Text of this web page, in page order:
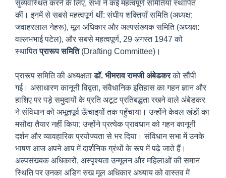
सुव्यवस्थित करने के लिए, सभा ने कई महत्वपूर्ण समितियाँ स्थापित
कीं। इनमें से सबसे महत्वपूर्ण थीं: संघीय शक्तियाँ समिति (अध्यक्ष:
जवाहरलाल नेहरू), मूल अधिकार और अल्पसंख्यक समिति (अध्यक्ष:
वल्लभभाई पटेल), और सबसे महत्वपूर्ण, 29 अगस्त 1947 को
स्थापितप्रारूप समिति(Drafting Committee)।
प्रारूप समिति की अध्यक्षताडॉ. भीमराव रामजी अंबेडकरको सौंपी
गई। असाधारण कानूनी विद्वता, संवैधानिक इतिहास का गहन ज्ञान और
हाशिए पर पड़े समुदायों के प्रति अटूट प्रतिबद्धता रखने वाले अंबेडकर
ने संविधान को अभूतपूर्व ऊँचाइयों तक पहुँचाया। उन्होंने केवल खंडों का
मसौदा तैयार नहीं किया; उन्होंने प्रत्येक प्रावधान को गहन कानूनी
दर्शन और व्यावहारिक प्रयोज्यता से भर दिया। संविधान सभा में उनके
भाषण आज अपने आप में दार्शनिक ग्रंथों के रूप में पढ़े जाते हैं।
अल्पसंख्यक अधिकारों, अस्पृश्यता उन्मूलन और महिलाओं की समान
स्थिति पर उनका अडिग रुख मूल अधिकार अध्याय को वास्तव में